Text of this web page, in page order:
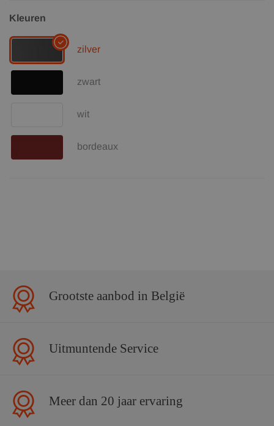
Kleuren
zilver
zwart
wit
bordeaux
Grootste aanbod in België
Uitmuntende Service
Meer dan 20 jaar ervaring